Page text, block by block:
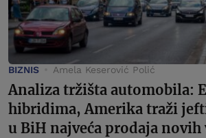
BIZNIS Amela Keserović Polić
Analiza tržišta automobila:
hibridima, Amerika traži
u BiH najveća prodaja novih